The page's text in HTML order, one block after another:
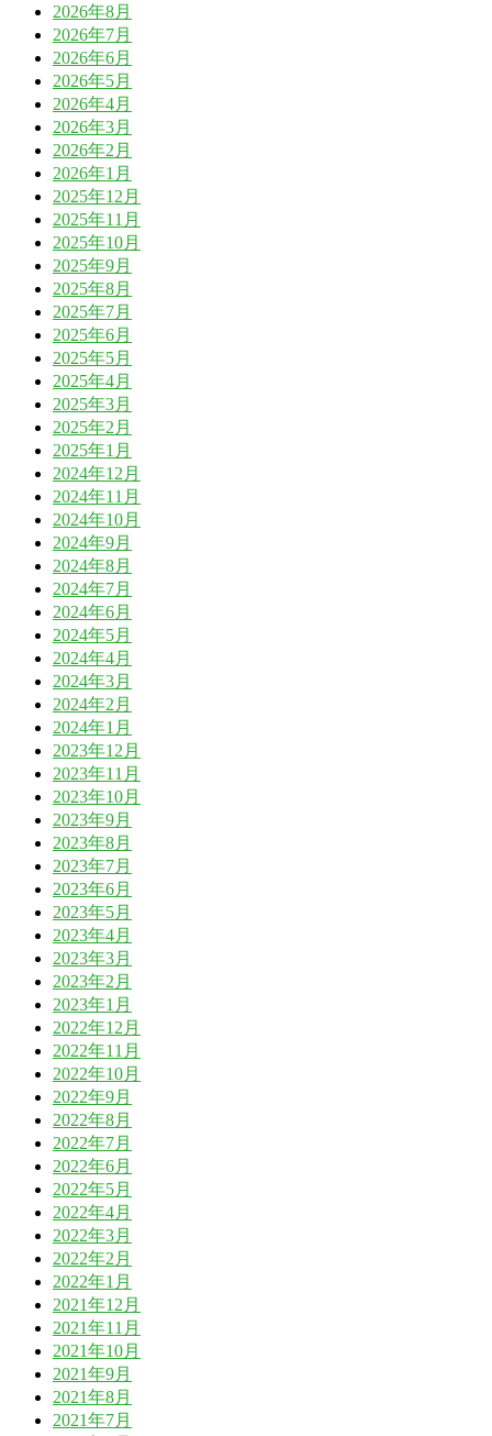
2026年8月
2026年7月
2026年6月
2026年5月
2026年4月
2026年3月
2026年2月
2026年1月
2025年12月
2025年11月
2025年10月
2025年9月
2025年8月
2025年7月
2025年6月
2025年5月
2025年4月
2025年3月
2025年2月
2025年1月
2024年12月
2024年11月
2024年10月
2024年9月
2024年8月
2024年7月
2024年6月
2024年5月
2024年4月
2024年3月
2024年2月
2024年1月
2023年12月
2023年11月
2023年10月
2023年9月
2023年8月
2023年7月
2023年6月
2023年5月
2023年4月
2023年3月
2023年2月
2023年1月
2022年12月
2022年11月
2022年10月
2022年9月
2022年8月
2022年7月
2022年6月
2022年5月
2022年4月
2022年3月
2022年2月
2022年1月
2021年12月
2021年11月
2021年10月
2021年9月
2021年8月
2021年7月